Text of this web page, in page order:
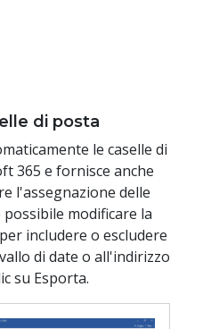
di posta
le caselle di
365 e fornisce anche
l'assegnazione delle
modificare la
includere o escludere
di date o all'indirizzo
su Esporta.